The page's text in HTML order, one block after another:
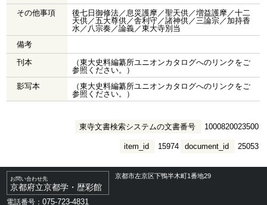
その他事項
後七日御修法／息災護摩／聖天供／増益護摩／十二
天供／五大尊供／舎利守／諸神供／三論宗／加持香
水／八宗奏／論義／東大寺別当
備考
刊本
（東大史料編纂所ユニオンカタログへのリンクをご
参照ください。）
影写本
（東大史料編纂所ユニオンカタログへのリンクをご
参照ください。）
東寺文書検索システムの文書番号 1000820023500
document_id 25053
item_id 15974
お問い合わせ先
京都府立京都学・歴彩館
京都市左京区下鴨半木町1番地29
電話番号：075-723-4831